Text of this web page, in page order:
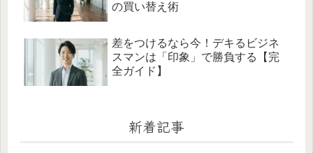
の買い替え術
差をつけるなら今！デキるビジネ
スマンは「印象」で勝負する【完
全ガイド】
新着記事